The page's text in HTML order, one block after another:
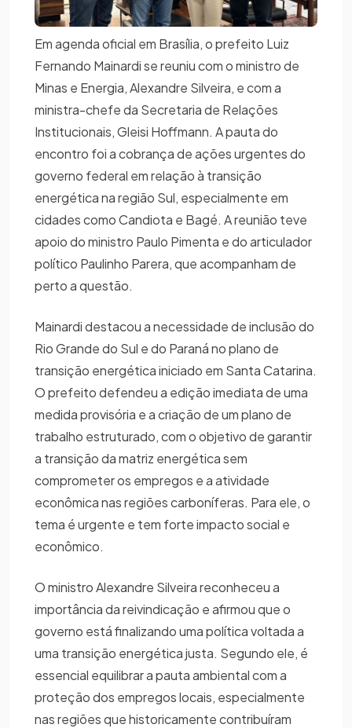
Em agenda oficial em Brasília, o prefeito Luiz
Fernando Mainardi se reuniu com o ministro de
Minas e Energia, Alexandre Silveira, e com a
ministra-chefe da Secretaria de Relações
Institucionais, Gleisi Hoffmann. A pauta do
encontro foi a cobrança de ações urgentes do
governo federal em relação à transição
energética na região Sul, especialmente em
cidades como Candiota e Bagé. A reunião teve
apoio do ministro Paulo Pimenta e do articulador
político Paulinho Parera, que acompanham de
perto a questão.
Mainardi destacou a necessidade de inclusão do
Rio Grande do Sul e do Paraná no plano de
transição energética iniciado em Santa Catarina.
O prefeito defendeu a edição imediata de uma
medida provisória e a criação de um plano de
trabalho estruturado, com o objetivo de garantir
a transição da matriz energética sem
comprometer os empregos e a atividade
econômica nas regiões carboníferas. Para ele, o
tema é urgente e tem forte impacto social e
econômico.
O ministro Alexandre Silveira reconheceu a
importância da reivindicação e afirmou que o
governo está finalizando uma política voltada a
uma transição energética justa. Segundo ele, é
essencial equilibrar a pauta ambiental com a
proteção dos empregos locais, especialmente
nas regiões que historicamente contribuíram